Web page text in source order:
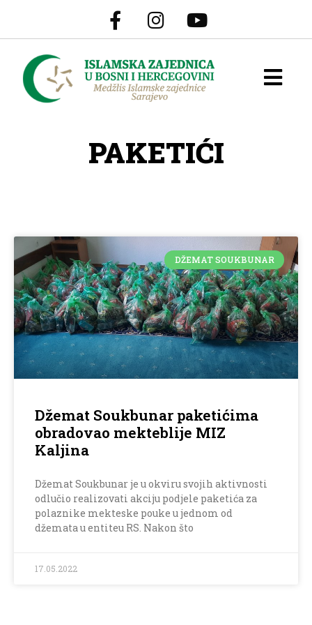
PAKETIĆI
DŽEMAT SOUKBUNAR
Džemat Soukbunar paketićima
obradovao mekteblije MIZ
Kaljina
Džemat Soukbunar je u okviru svojih aktivnosti
odlučio realizovati akciju podjele paketića za
polaznike mekteske pouke u jednom od
džemata u entiteu RS. Nakon što
17.05.2022